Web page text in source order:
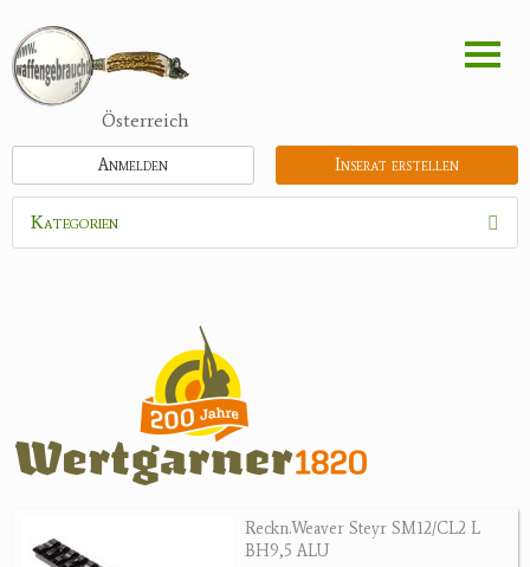
zum
Inhalt
Österreich
Inserat erstellen
Anmelden
Kategorien
Zubehör
Reckn.Weaver Steyr SM12/CL2 L
BH9,5 ALU